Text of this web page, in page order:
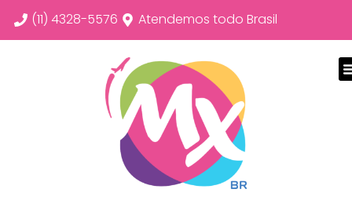
(11) 4328-5576 Atendemos todo Brasil